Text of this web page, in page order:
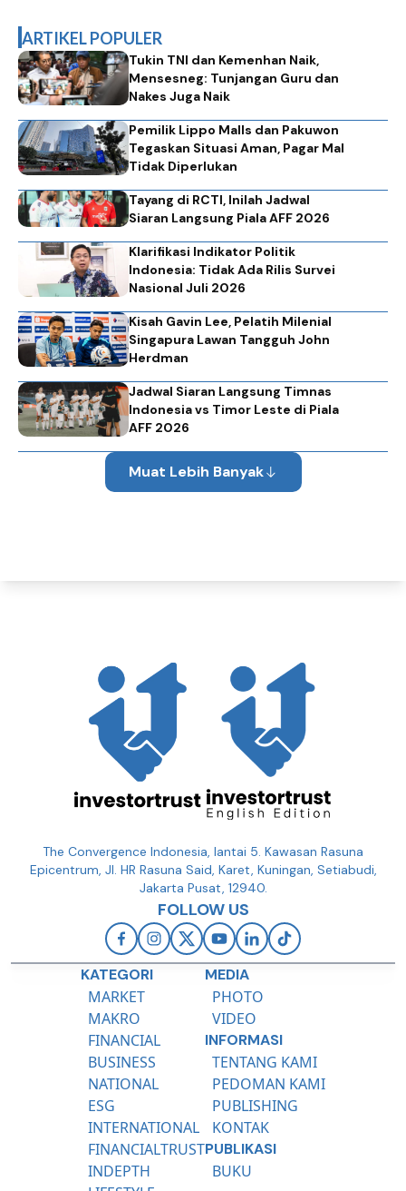
ARTIKEL POPULER
Tukin TNI dan Kemenhan Naik,
Mensesneg: Tunjangan Guru dan
Nakes Juga Naik
Pemilik Lippo Malls dan Pakuwon
Tegaskan Situasi Aman, Pagar Mal
Tidak Diperlukan
Tayang di RCTI, Inilah Jadwal
Siaran Langsung Piala AFF 2026
Klarifikasi Indikator Politik
Indonesia: Tidak Ada Rilis Survei
Nasional Juli 2026
Kisah Gavin Lee, Pelatih Milenial
Singapura Lawan Tangguh John
Herdman
Jadwal Siaran Langsung Timnas
Indonesia vs Timor Leste di Piala
AFF 2026
Muat Lebih Banyak
The Convergence Indonesia, lantai 5. Kawasan Rasuna
Epicentrum, Jl. HR Rasuna Said, Karet, Kuningan, Setiabudi,
Jakarta Pusat, 12940.
FOLLOW US
KATEGORI
MARKET
MAKRO
FINANCIAL
BUSINESS
NATIONAL
ESG
INTERNATIONAL
FINANCIALTRUST
INDEPTH
MEDIA
PHOTO
VIDEO
INFORMASI
TENTANG KAMI
PEDOMAN KAMI
PUBLISHING
KONTAK
PUBLIKASI
BUKU